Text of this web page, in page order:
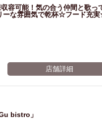
容可能！気の合う仲間と歌っ
ーな雰囲気で乾杯☆フード充
店舗詳細
bistro」